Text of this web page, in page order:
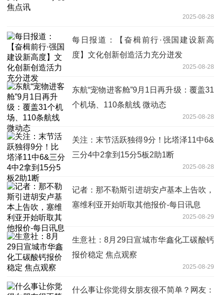
2025-08-28
每日报道：【奋楫前行·强国建设新高
度】文化创新创造活力充分迸发
2025-08-28
东航“宠物进客舱”9月1日再升级：覆盖31
个机场、110条航线 微动态
2025-08-28
关注：末节活跃独得9分！比塔泽11中6&
三分4中2拿到15分5板2助1断
2025-08-28
记者：那不勒斯引进胡安卢基本上告吹，
塞维利亚开始听取其他报价-每日讯息
2025-08-29
生意社：8月29日宣城市华鑫化工碳酸钙
报价稳定 焦点观察
2025-08-29
什么事让你觉得女朋友很不简单？网友：